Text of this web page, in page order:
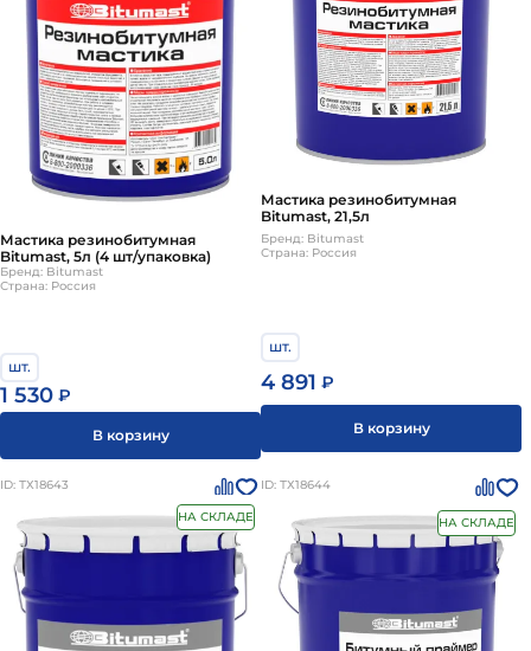
Мастика резинобитумная
Bitumast, 5л (4 шт/упаковка)
Бренд: Bitumast
Страна: Россия
шт.
1 530 ₽
В корзину
Мастика резинобитумная
Bitumast, 21,5л
Бренд: Bitumast
Страна: Россия
шт.
4 891 ₽
В корзину
ID: ТХ18643
НА СКЛАДЕ
ID: ТХ18644
НА СКЛАДЕ